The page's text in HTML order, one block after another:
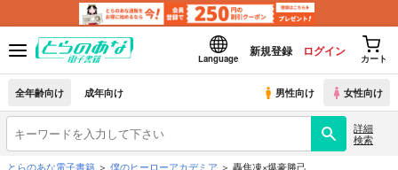
Language
新規登録 ログイン
カート
全年齢向け 成年向け 男性向け 女性向け
詳細
検索
とらのあな電子書籍 僕のヒーローアカデミア 轟焦凍×爆豪勝己